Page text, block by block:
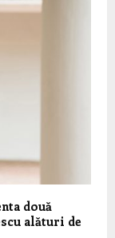
două
alături de